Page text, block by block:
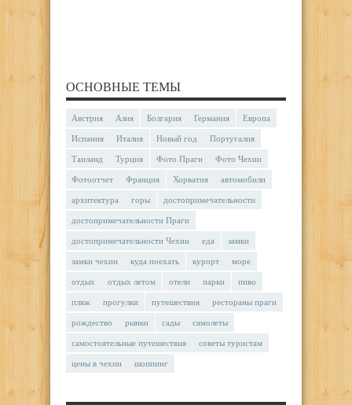
ОСНОВНЫЕ ТЕМЫ
Австрия Азия Болгария Германия Европа
Испания Италия Новый год Португалия
Таиланд Турция Фото Праги Фото Чехии
Фотоотчет Франция Хорватия автомобили
архитектура горы достопримечательности
достопримечательности Праги
достопримечательности Чехии еда замки
замки чехии куда поехать курорт море
отдых отдых летом отели парки пиво
пляж прогулки путешествия рестораны праги
рождество рынки сады самолеты
самостоятельные путешествия советы туристам
цены в чехии шоппинг